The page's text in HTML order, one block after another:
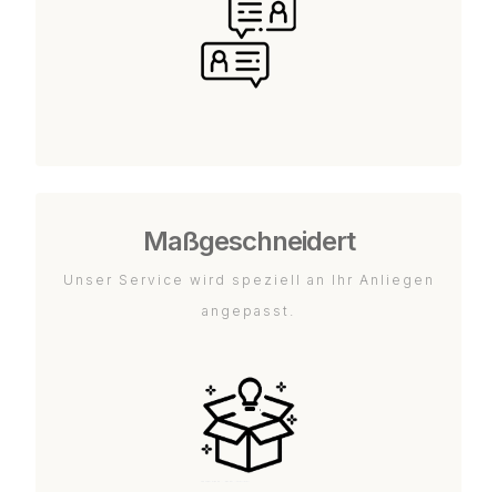
Maßgeschneidert
Unser Service wird speziell an Ihr Anliegen
angepasst.